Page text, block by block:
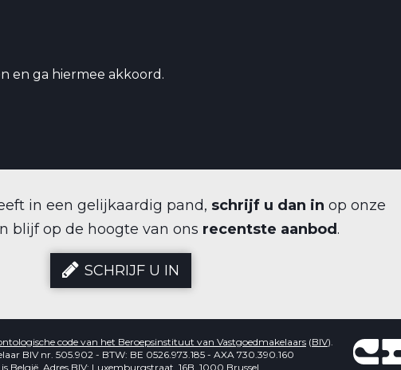
in een gelijkaardig pand, schrijf u dan in op onze
blijf op de hoogte van ons recentste aanbod.
SCHRIJF U IN
en ga hiermee akkoord.
code van het Beroepsinstituut van Vastgoedmakelaars (BIV).
BIV nr. 505.902 - BTW: BE 0526.973.185 - AXA 730.390.160
België. Adres BIV: Luxemburgstraat, 16B, 1000 Brussel.